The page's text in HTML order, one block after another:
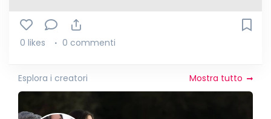
0 likes 0 commenti
Esplora i creatori Mostra tutto